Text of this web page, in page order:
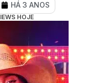
HÁ 3 ANOS
HOJE